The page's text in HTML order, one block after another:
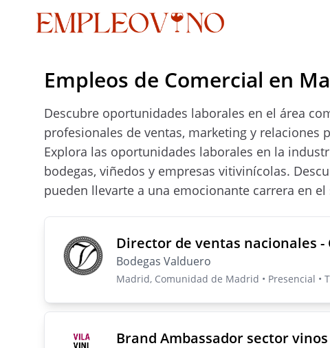
Empleos de Comercial en
Descubre oportunidades laborales en el área
profesionales de ventas, marketing y relaciones
Explora las oportunidades laborales en la
bodegas, viñedos y empresas vitivinícolas.
pueden llevarte a una emocionante carrera en
Director de ventas nacionales
Bodegas Valduero
Madrid, Comunidad de Madrid • Presencial •
Brand Ambassador sector vinos